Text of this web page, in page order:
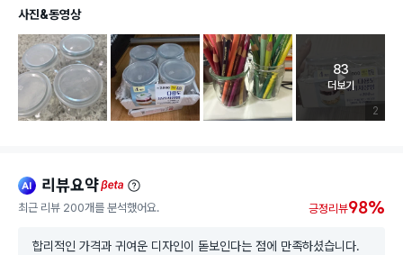
사진&동영상
리뷰 이
2
고객 리뷰
83
더보기
ai 리뷰요약beta
최근 리뷰 200개를 분석했어요. 긍정리뷰98%
합리적인 가격과 귀여운 디자인이 돋보인다는 점에 만족하셨습니다.